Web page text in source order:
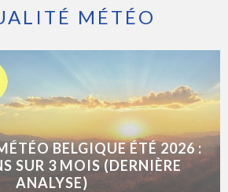
MÉTÉO
BELGIQUE ÉTÉ 2026 :
SUR 3 MOIS (DERNIÈRE
ANALYSE)